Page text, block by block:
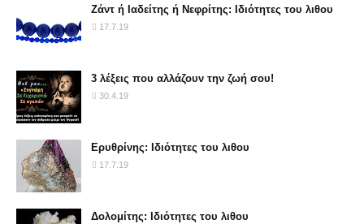
Ζάντ ή Ιαδείτης ή Νεφρίτης: Ιδιότητες του λιθου
17.7.19
3 λέξεις που αλλάζουν την ζωή σου!
30.4.19
Ερυθρίνης: Ιδιότητες του λιθου
17.7.19
Δολομίτης: Ιδιότητες του λιθου